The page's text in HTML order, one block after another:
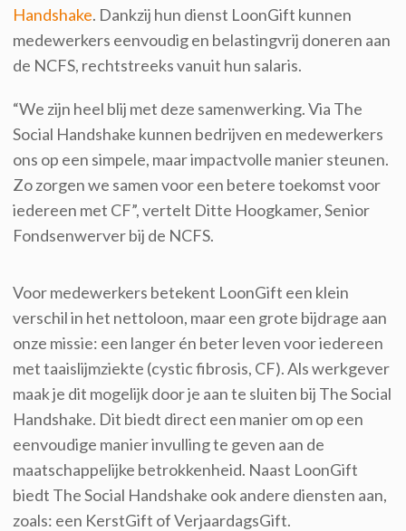
Handshake. Dankzij hun dienst LoonGift kunnen
medewerkers eenvoudig en belastingvrij doneren aan
de NCFS, rechtstreeks vanuit hun salaris.
“We zijn heel blij met deze samenwerking. Via The
Social Handshake kunnen bedrijven en medewerkers
ons op een simpele, maar impactvolle manier steunen.
Zo zorgen we samen voor een betere toekomst voor
iedereen met CF”, vertelt Ditte Hoogkamer, Senior
Fondsenwerver bij de NCFS.
Voor medewerkers betekent LoonGift een klein
verschil in het nettoloon, maar een grote bijdrage aan
onze missie: een langer én beter leven voor iedereen
met taaislijmziekte (cysticfibrosis, CF).Als werkgever
maak je dit mogelijk door je aan te sluiten bij The Social
Handshake. Dit biedt direct een manier om op een
eenvoudige manier invulling te geven aan de
maatschappelijke betrokkenheid. Naast LoonGift
biedt The Social Handshake ook andere diensten aan,
zoals: een KerstGift ofVerjaardagsGift.